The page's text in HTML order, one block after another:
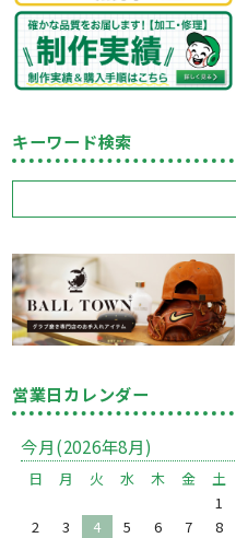
キーワード検索
営業日カレンダー
今月(2026年8月)
日 月 火 水 木 金
土
1
2
3 4 5 6 7
8